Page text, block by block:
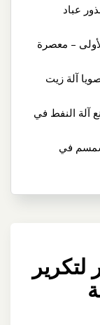
عباد
– معصرة
آلة زيت
آلة النفط في
في